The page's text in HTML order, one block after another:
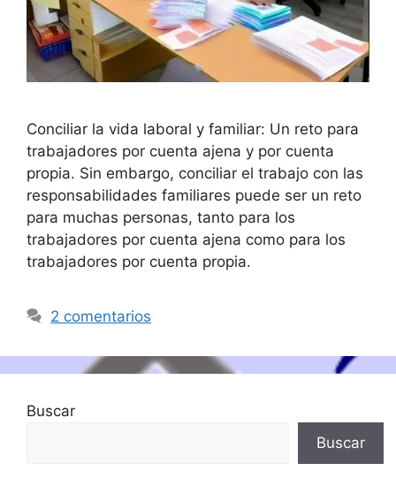
Conciliar la vida laboral y familiar: Un reto para
trabajadores por cuenta ajena y por cuenta
propia. Sin embargo, conciliar el trabajo con las
responsabilidades familiares puede ser un reto
para muchas personas, tanto para los
trabajadores por cuenta ajena como para los
trabajadores por cuenta propia.
2 comentarios
Buscar
Buscar